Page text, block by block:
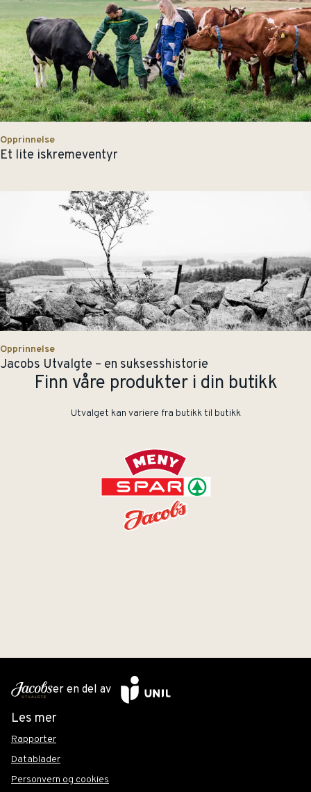
Opprinnelse
Et lite iskremeventyr
Opprinnelse
Jacobs Utvalgte – en suksesshistorie
Finn våre produkter i din butikk
Utvalget kan variere fra butikk til butikk
er en del av
Les mer
Rapporter
Datablader
Personvern og cookies